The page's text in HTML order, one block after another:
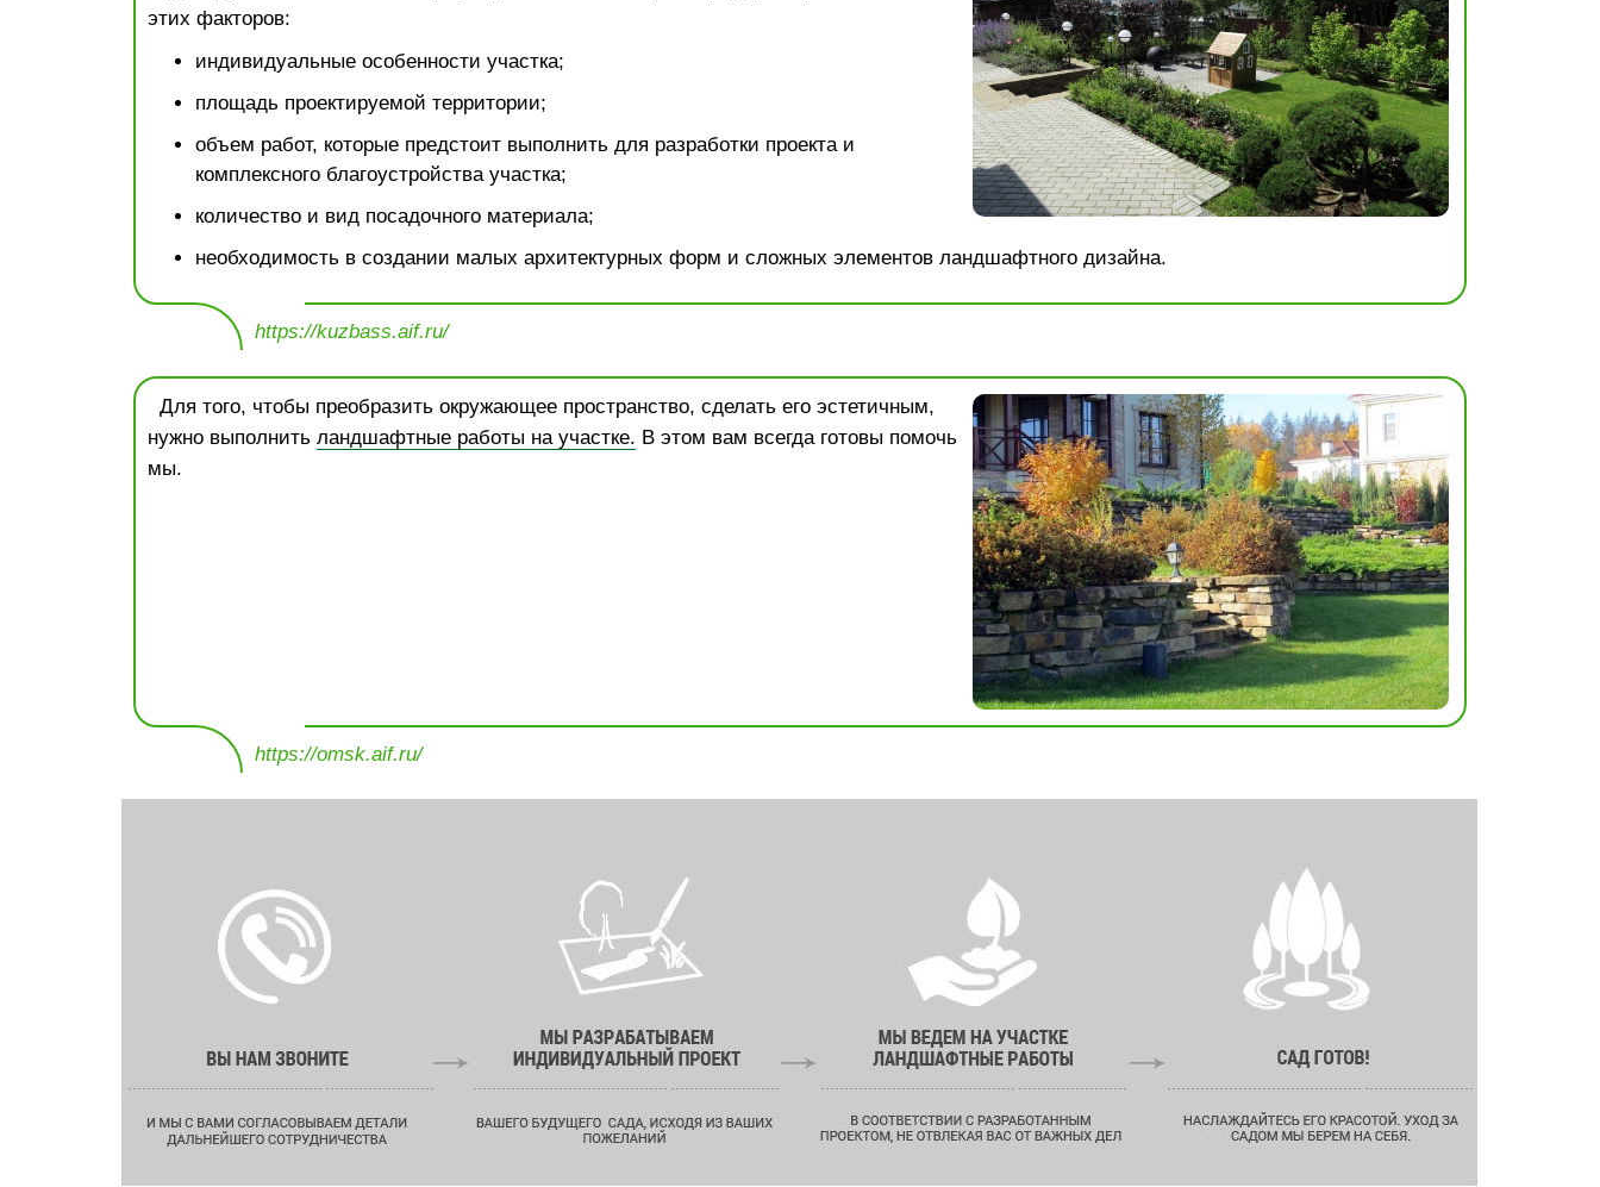
этих факторов:
индивидуальные особенности участка;
площадь проектируемой территории;
объем работ, которые предстоит выполнить для разработки проекта и
комплексного благоустройства участка;
количество и вид посадочного материала;
необходимость в создании малых архитектурных форм и сложных элементов ландшафтного дизайна.
https://kuzbass.aif.ru/
Для того, чтобы преобразить окружающее пространство, сделать его эстетичным,
нужно выполнить ландшафтные работы на участке. В этом вам всегда готовы помочь
мы.
https://omsk.aif.ru/